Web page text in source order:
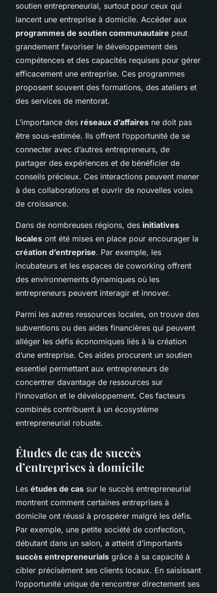
soutien entrepreneurial, surtout pour ceux qui
lancent une entreprise à domicile. Accéder aux
programmes de soutien communautaire peut
grandement favoriser le développement des
compétences et des capacités requises pour gérer
efficacement une entreprise. Ces programmes
proposent souvent des formations, des ateliers et
des services de mentorat.
L’importance des réseaux d’affaires ne doit pas
être sous-estimée. Ils offrent l’opportunité de se
connecter avec d’autres entrepreneurs, de
partager des expériences et de bénéficier de
conseils précieux. Ces interactions peuvent mener
à des collaborations et ouvrir de nouvelles voies
de croissance.
Dans de nombreuses régions, des initiatives
locales ont été mises en place pour encourager la
création d’entreprise. Par exemple, les
incubateurs et les espaces de coworking offrent
des environnements dynamiques où les
entrepreneurs peuvent interagir et innover.
Parmi les autres ressources locales, on trouve des
subventions ou des aides financières qui peuvent
alléger les défis économiques liés à la création
d’une entreprise. Ces aides procurent un soutien
essentiel permettant aux entrepreneurs de
concentrer davantage de ressources sur
l’innovation et le développement. Ces facteurs
combinés contribuent à un écosystème
entrepreneurial robuste.
Études de cas de succès
d’entreprises à domicile
Les études de cas sur le succès entrepreneurial
montrent comment certaines entreprises à
domicile ont réussi à prospérer malgré les défis.
Par exemple, une petite société de confection,
débutant dans un salon, a atteint d’importants
succès entrepreneurials grâce à sa capacité à
cibler précisément ses clients locaux. En saisissant
l’opportunité unique de rencontrer directement ses